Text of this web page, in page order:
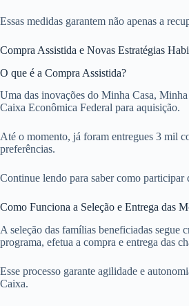
Essas medidas garantem não apenas a
Compra Assistida e Novas Estratégias
O que é a Compra Assistida?
Uma das inovações do Minha Casa,
Caixa Econômica Federal para aquisição.
Até o momento, já foram entregues 3 mil
preferências.
Continue lendo para saber como participar
Como Funciona a Seleção e Entrega das
A seleção das famílias beneficiadas segue
programa, efetua a compra e entrega das
Esse processo garante agilidade e
Caixa.